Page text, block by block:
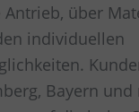
über
individuellen
Bayern